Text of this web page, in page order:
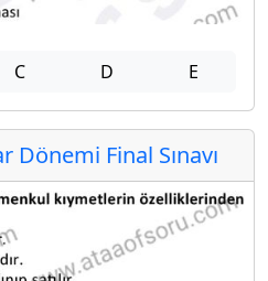
C D E
Dönemi Final Sınavı